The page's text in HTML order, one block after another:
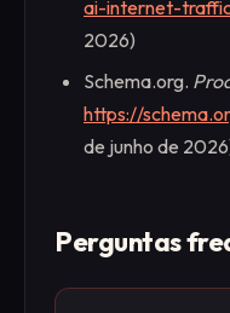
ai-internet-
2026)
Schema.org.
https://
de junho de
Perguntas